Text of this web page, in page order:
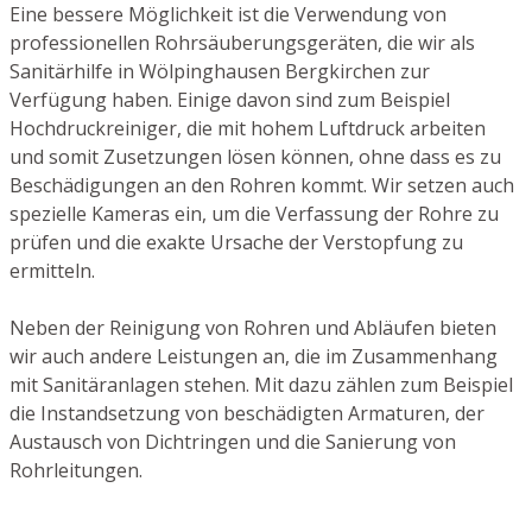
Eine bessere Möglichkeit ist die Verwendung von
professionellen Rohrsäuberungsgeräten, die wir als
Sanitärhilfe in Wölpinghausen Bergkirchen zur
Verfügung haben. Einige davon sind zum Beispiel
Hochdruckreiniger, die mit hohem Luftdruck arbeiten
und somit Zusetzungen lösen können, ohne dass es zu
Beschädigungen an den Rohren kommt. Wir setzen auch
spezielle Kameras ein, um die Verfassung der Rohre zu
prüfen und die exakte Ursache der Verstopfung zu
ermitteln.
Neben der Reinigung von Rohren und Abläufen bieten
wir auch andere Leistungen an, die im Zusammenhang
mit Sanitäranlagen stehen. Mit dazu zählen zum Beispiel
die Instandsetzung von beschädigten Armaturen, der
Austausch von Dichtringen und die Sanierung von
Rohrleitungen.